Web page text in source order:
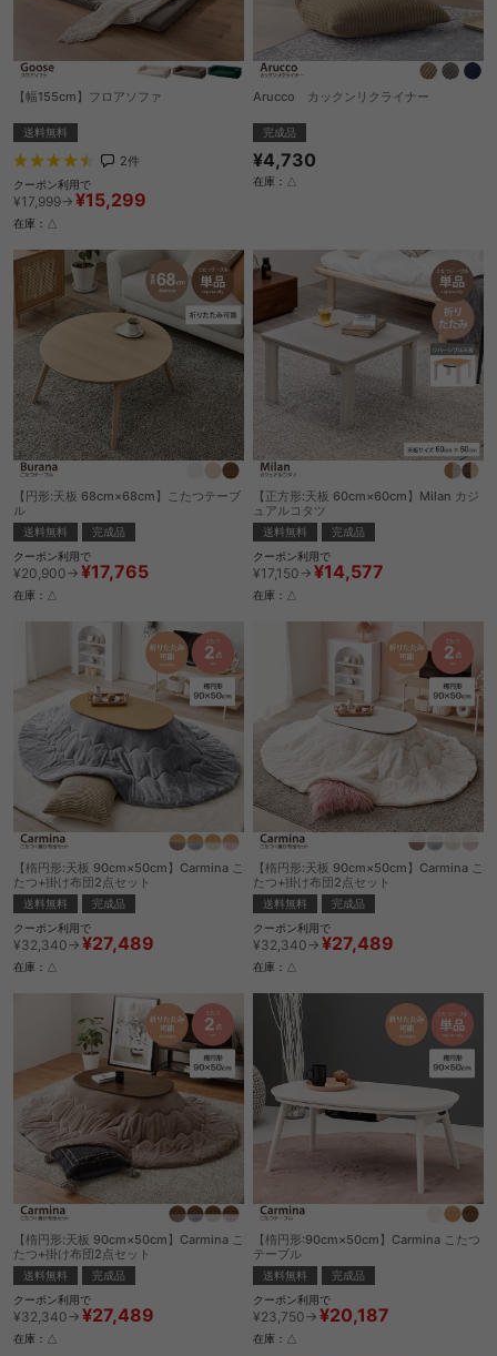
【幅155cm】フロアソファ
送料無料
2件
クーポン利用で
¥17,999→ ¥15,299
在庫：△
Arucco カックンリクライナー
完成品
¥4,730
在庫：△
【円形:天板 68cm×68cm】こたつテーブ
ル
送料無料
完成品
クーポン利用で
¥20,900→ ¥17,765
在庫：△
【正方形:天板 60cm×60cm】Milan カジ
ュアルコタツ
送料無料
完成品
クーポン利用で
¥17,150→ ¥14,577
在庫：△
【楕円形:天板 90cm×50cm】Carmina こ
たつ+掛け布団2点セット
送料無料
完成品
クーポン利用で
¥32,340→ ¥27,489
在庫：△
【楕円形:天板 90cm×50cm】Carmina こ
たつ+掛け布団2点セット
送料無料
完成品
クーポン利用で
¥32,340→ ¥27,489
在庫：△
【楕円形:天板 90cm×50cm】Carmina こ
たつ+掛け布団2点セット
送料無料
完成品
クーポン利用で
¥32,340→ ¥27,489
在庫：△
【楕円形:90cm×50cm】Carmina こたつ
テーブル
送料無料
完成品
クーポン利用で
¥23,750→ ¥20,187
在庫：△